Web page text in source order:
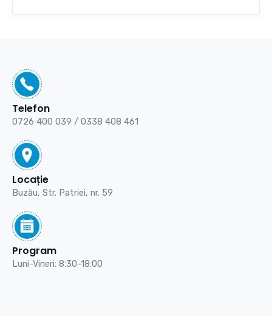
Telefon
0726 400 039 / 0338 408 461
Locație
Buzău, Str. Patriei, nr. 59
Program
Luni-Vineri: 8:30-18:00